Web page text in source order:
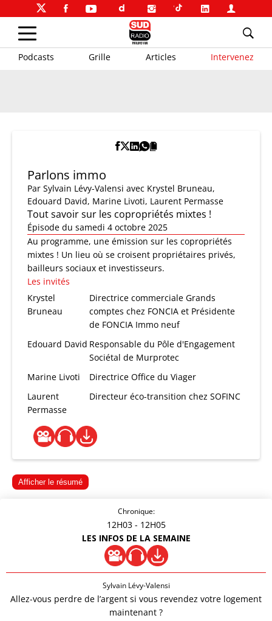
Podcasts Grille Articles Intervenez
Parlons immo
Par Sylvain Lévy-Valensi avec Krystel Bruneau,
Edouard David, Marine Livoti, Laurent Permasse
Tout savoir sur les copropriétés mixtes !
Épisode du samedi 4 octobre 2025
Au programme, une émission sur les copropriétés
mixtes ! Un lieu où se croisent propriétaires privés,
bailleurs sociaux et investisseurs.
Les invités
Krystel
Bruneau
Directrice commerciale Grands
comptes chez FONCIA et Présidente
de FONCIA Immo neuf
Edouard David Responsable du Pôle d'Engagement
Sociétal de Murprotec
Marine Livoti
Directrice Office du Viager
Laurent
Permasse
Directeur éco-transition chez SOFINC
Afficher le résumé
Chronique:
12H03 - 12H05
LES INFOS DE LA SEMAINE
Sylvain Lévy-Valensi
Allez-vous perdre de l’argent si vous revendez votre logement
maintenant ?